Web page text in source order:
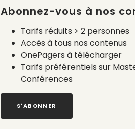
Abonnez-vous à nos
Tarifs réduits > 2 personnes
Accès à tous nos contenus
OnePagers à télécharger
Tarifs préférentiels sur
Conférences
S'ABONNER